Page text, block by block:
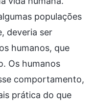
populações
deveria ser
humanos, que
Os humanos
comportamento,
prática do que